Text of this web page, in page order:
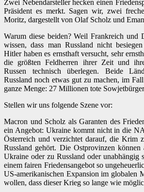
Zwei Nebendarsteller hecken einen
Präsident es merkt. Sagen wir, zwei
Moritz, dargestellt von Olaf Scholz und
Warum diese beiden? Weil Frankreich und
wissen, dass man Russland nicht
Hitler haben es ernsthaft versucht, sehr
die größten Feldherren ihrer Zeit und
Russen technisch überlegen. Beide
Russland noch etwas gut zu machen, im
ganze Menge: 27 Millionen tote
Stellen wir uns folgende Szene vor:
Macron und Scholz als Garanten des
ein Angebot: Ukraine kommt nicht in die
Österreich und verzichtet darauf, die Krim
Russland gehört. Die Ostprovinzen können
Ukraine oder zu Russland oder unabhängig
einem fairen Friedensangebot so
US-amerikanischen Expansion im globalen
wollen, dass dieser Krieg so lange wie